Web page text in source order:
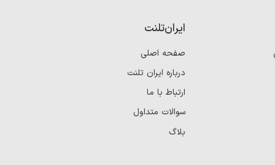
ایران‌تلنت
صفحه اصلی
درباره ایران تلنت
ارتباط با ما
سوالات متداول
بلاگ